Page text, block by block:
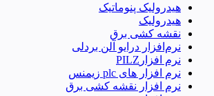
هیدرولیک پنوماتیک
هیدرولیک
نقشه کشی برق
نرم‌افزار درایو آلن بردلی
نرم افزارPILZ
نرم افزار های plc زیمنس
نرم افزار نقشه کشی برق